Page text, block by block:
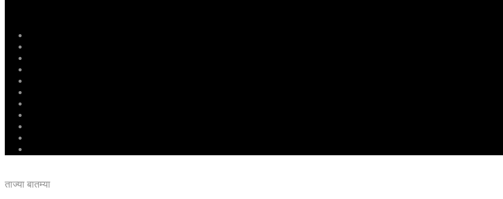
ताज्या बातम्या